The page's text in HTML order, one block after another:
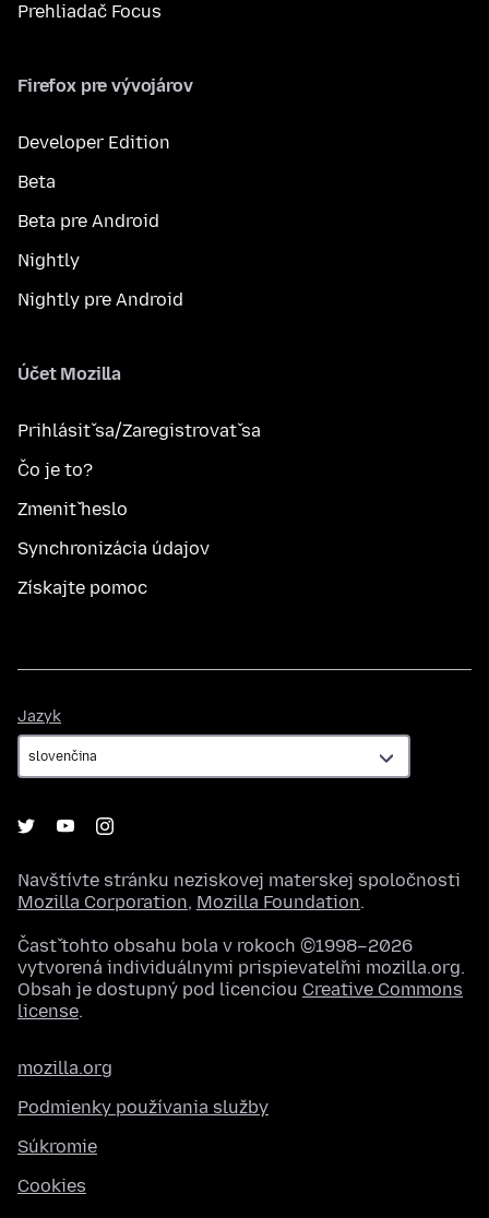
Prehliadač Focus
Firefox pre vývojárov
Developer Edition
Beta
Beta pre Android
Nightly
Nightly pre Android
Účet Mozilla
Prihlásiť sa/Zaregistrovať sa
Čo je to?
Zmeniť heslo
Synchronizácia údajov
Získajte pomoc
Jazyk
Navštívte stránku neziskovej materskej spoločnosti
Mozilla Corporation, Mozilla Foundation.
Časť tohto obsahu bola v rokoch ©1998–2026
vytvorená individuálnymi prispievateľmi mozilla.org.
Obsah je dostupný pod licenciou Creative Commons
license.
mozilla.org
Podmienky používania služby
Súkromie
Cookies